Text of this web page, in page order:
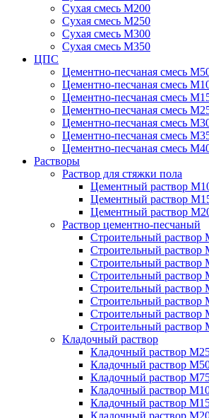
Сухая смесь М200
Сухая смесь М250
Сухая смесь М300
Сухая смесь М350
ЦПС
Цементно-песчаная смесь
Цементно-песчаная смесь
Цементно-песчаная смесь
Цементно-песчаная смесь
Цементно-песчаная смесь
Цементно-песчаная смесь
Цементно-песчаная смесь
Растворы
Раствор для стяжки пола
Цементный раствор
Цементный раствор
Цементный раствор
Раствор цементно-песчаный
Строительный раствор
Строительный раствор
Строительный раствор
Строительный раствор
Строительный раствор
Строительный раствор
Строительный раствор
Строительный раствор
Кладочный раствор
Кладочный раствор
Кладочный раствор
Кладочный раствор
Кладочный раствор
Кладочный раствор
Кладочный раствор